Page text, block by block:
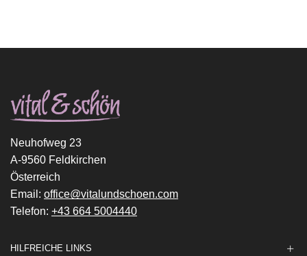
Neuhofweg 23
A-9560 Feldkirchen
Österreich
Email: office@vitalundschoen.com
Telefon: +43 664 5004440
HILFREICHE LINKS